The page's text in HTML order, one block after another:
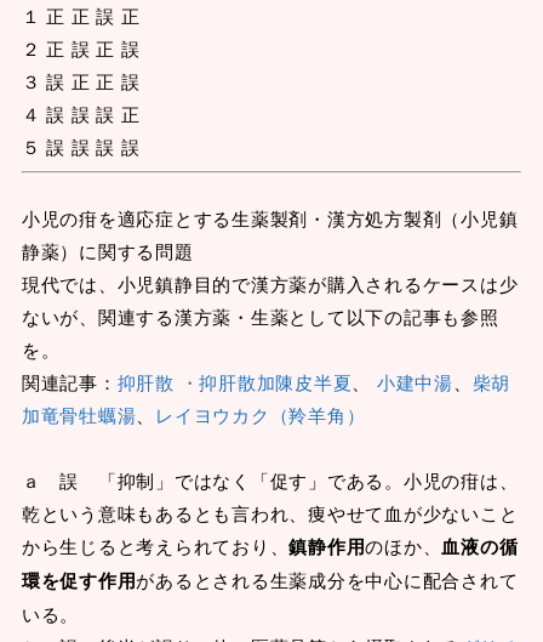
１ 正 正 誤 正
２ 正 誤 正 誤
３ 誤 正 正 誤
４ 誤 誤 誤 正
５ 誤 誤 誤 誤
小児の疳を適応症とする生薬製剤・漢方処方製剤（小児鎮
静薬）に関する問題
現代では、小児鎮静目的で漢方薬が購入されるケースは少
ないが、関連する漢方薬・生薬として以下の記事も参照
を。
関連記事： 抑肝散 ・抑肝散加陳皮半夏 小建中湯
柴胡
加竜骨牡蠣湯
レイヨウカク（羚羊角）
ａ 誤 「抑制」ではなく「促す」である。小児の疳は、
乾という意味もあるとも言われ、痩やせて血が少ないこと
から生じると考えられており、鎮静作用のほか、 血液の循
環を促す作用があるとされる生薬成分を中心に配合されて
いる。